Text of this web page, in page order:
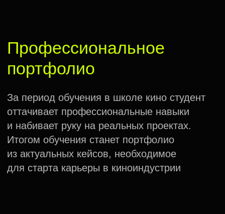
познакомиться и вступить в диалог
с действующими лидерами киноотрасли
Почему
«Индустрия»